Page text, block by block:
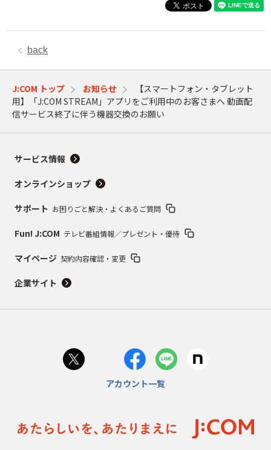
back
J:COM トップ お知らせ
【スマートフォン・タブレット
用】「J:COM STREAM」アプリをご利用中のお客さまへ 動画配
信サービス終了に伴う機器交換のお願い
サービス情報
オンラインショップ
サポート お困りごと解決・よくあるご質問
Fun! J:COM テレビ番組情報／プレゼント・優待
マイページ 契約内容確認・変更
企業サイト
アカウント一覧